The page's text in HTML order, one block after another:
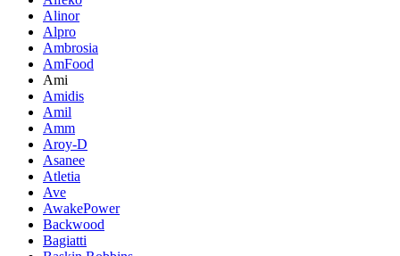
Alinor
Alpro
Ambrosia
AmFood
Ami
Amidis
Amil
Amm
Aroy-D
Asanee
Atletia
Ave
AwakePower
Backwood
Bagiatti